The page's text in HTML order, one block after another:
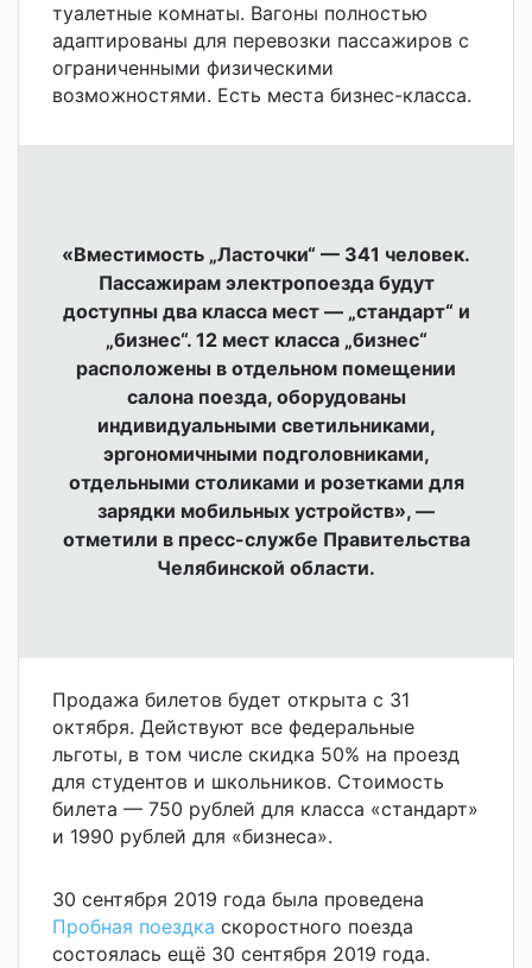
туалетные комнаты. Вагоны полностью
адаптированы для перевозки пассажиров с
ограниченными физическими
возможностями. Есть места бизнес-класса.
«Вместимость „Ласточки“ — 341 человек.
Пассажирам электропоезда будут
доступны два класса мест — „стандарт“ и
„бизнес“. 12 мест класса „бизнес“
расположены в отдельном помещении
салона поезда, оборудованы
индивидуальными светильниками,
эргономичными подголовниками,
отдельными столиками и розетками для
зарядки мобильных устройств», —
отметили в пресс-службе Правительства
Челябинской области.
Продажа билетов будет открыта с 31
октября. Действуют все федеральные
льготы, в том числе скидка 50% на проезд
для студентов и школьников. Стоимость
билета — 750 рублей для класса «стандарт»
и 1990 рублей для «бизнеса».
30 сентября 2019 года была проведена
Пробная поездка скоростного поезда
состоялась ещё 30 сентября 2019 года.